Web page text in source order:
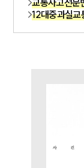
교통사고전문
12대중과실교